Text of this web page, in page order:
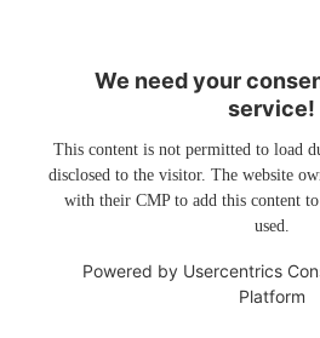
We need your
service!
This content is not permitted to load
disclosed to the visitor. The website
with their CMP to add this content
used.
Powered by Usercentrics
Platform